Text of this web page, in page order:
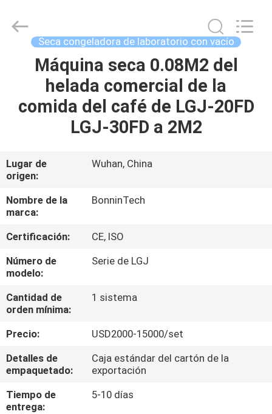
HOGAR
PRODUCTOS
SOBRE
NOSOTROS
VIAJE
DE
LA
FÁBRICA
CONTROL
DE
CALIDAD
frascos
Wuhan
Bonnin
Developed
ECER
Seca congeladora de laboratorio con vacío
Máquina seca 0.08M2 del
helada comercial de la
comida del café de LGJ-20FD
LGJ-30FD a 2M2
Lugar de
origen:
Wuhan, China
Nombre de la
marca:
BonninTech
Certificación:
CE, ISO
Número de
modelo:
Serie de LGJ
Cantidad de
orden mínima:
1 sistema
Precio:
USD2000-15000/set
Detalles de
empaquetado:
Caja estándar del cartón de la
exportación
Tiempo de
entrega:
5-10 días